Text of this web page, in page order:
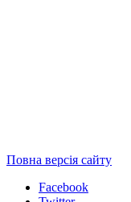
Повна версія сайту
Facebook